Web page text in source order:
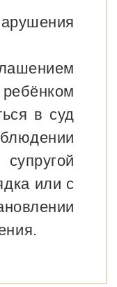
в суд
или с